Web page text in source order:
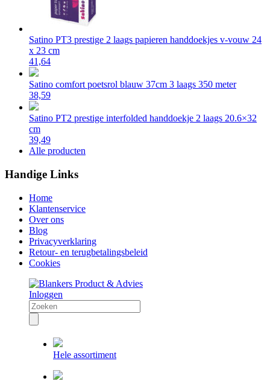
Satino PT3 prestige 2 laags papieren handdoekjes v-vouw 24
x 23 cm
41,64
Satino comfort poetsrol blauw 37cm 3 laags 350 meter
38,59
Satino PT2 prestige interfolded handdoekje 2 laags 20.6×32
cm
39,49
Alle producten
Handige Links
Home
Klantenservice
Over ons
Blog
Privacyverklaring
Retour- en terugbetalingsbeleid
Cookies
Inloggen
Hele assortiment